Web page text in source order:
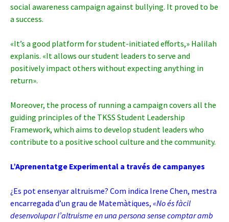
social awareness campaign against bullying. It proved to be
a success.
«It’s a good platform for student-initiated efforts,» Halilah
explanis. «It allows our student leaders to serve and
positively impact others without expecting anything in
return».
Moreover, the process of running a campaign covers all the
guiding principles of the TKSS Student Leadership
Framework, which aims to develop student leaders who
contribute to a positive school culture and the community.
L’Aprenentatge Experimental a través de campanyes
¿Es pot ensenyar altruisme? Com indica Irene Chen, mestra
encarregada d’un grau de Matemàtiques, «No és fàcil
desenvolupar l’altruisme en una persona sense comptar amb